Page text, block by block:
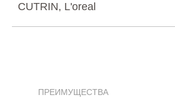
CUTRIN, L'oreal
ПРЕИМУЩЕСТВА